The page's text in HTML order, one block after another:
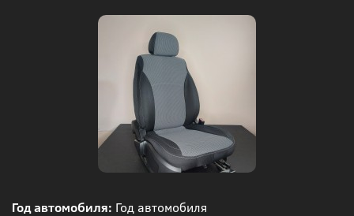
Год автомобиля: Год автомобиля